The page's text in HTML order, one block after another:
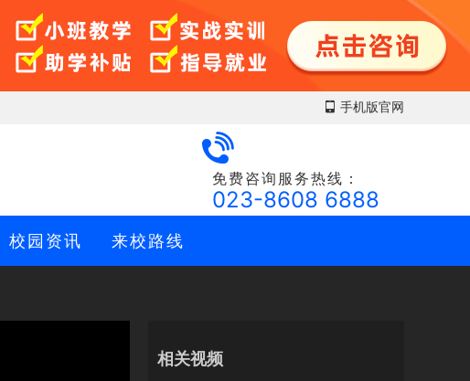
 手机版官网

免费咨询服务热线：
023-8608 6888
校园资讯 来校路线
相关视频